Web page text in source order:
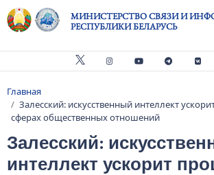
Перейти к основному содержанию
МИНИСТЕРСТВО СВЯЗИ И
РЕСПУБЛИКИ БЕЛАРУСЬ
Строка навигации
Главная
Залесский: искусственный интеллект
сферах общественных отношений
Залесский:
интеллект ускорит